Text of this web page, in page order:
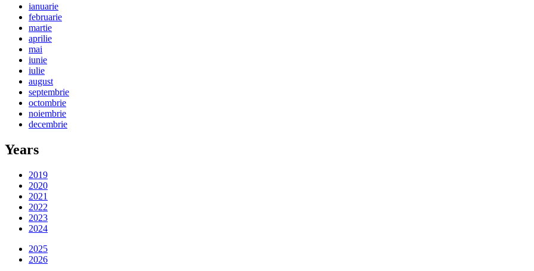
ianuarie
februarie
martie
aprilie
mai
iunie
iulie
august
septembrie
octombrie
noiembrie
decembrie
Years
2019
2020
2021
2022
2023
2024
2025
2026